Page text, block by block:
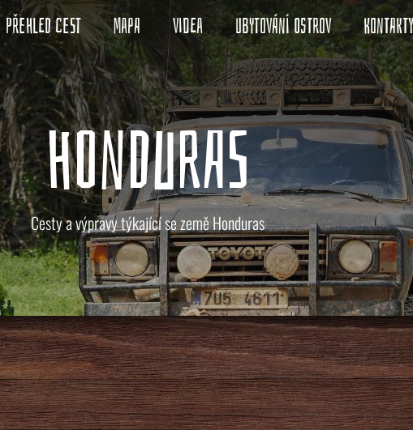
Přehled cest Mapa Videa Ubytování ostrov Kontakty
HONDURAS
Cesty a výpravy týkající se země Honduras